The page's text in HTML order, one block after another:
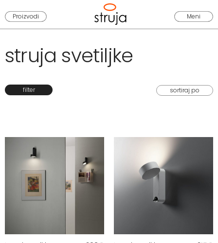
Proizvodi Meni
struja svetiljke
filter